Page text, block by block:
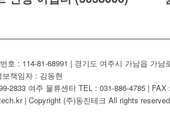
호 : 114-81-68991 | 경기도 여주시 가남읍 가남
책임자 : 김동현
2833 여주 물류센터 TEL : 031-886-4785 | FAX
| Copyright (주)동진테크 All rights